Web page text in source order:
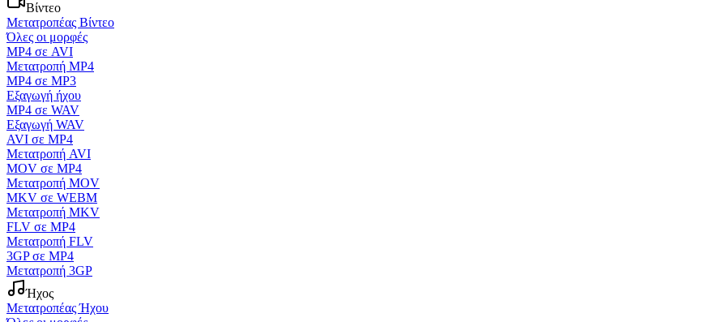
Βίντεο
Μετατροπέας Βίντεο
Όλες οι μορφές
MP4 σε AVI
Μετατροπή MP4
MP4 σε MP3
Εξαγωγή ήχου
MP4 σε WAV
Εξαγωγή WAV
AVI σε MP4
Μετατροπή AVI
MOV σε MP4
Μετατροπή MOV
MKV σε WEBM
Μετατροπή MKV
FLV σε MP4
Μετατροπή FLV
3GP σε MP4
Μετατροπή 3GP
Ήχος
Μετατροπέας Ήχου